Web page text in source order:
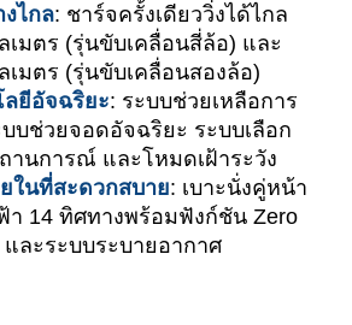
งไกล: ชาร์จครั้งเดียววิ่งได้ไกล
เมตร (รุ่นขับเคลื่อนสี่ล้อ) และ
เมตร (รุ่นขับเคลื่อนสองล้อ)
ลยีอัจฉริยะ: ระบบช่วยเหลือการ
บช่วยจอดอัจฉริยะ ระบบเลือก
านการณ์ และโหมดเฝ้าระวัง
ในที่สะดวกสบาย: เบาะนั่งคู่หน้า
า 14 ทิศทางพร้อมฟังก์ชัน Zero
และระบบระบายอากาศ